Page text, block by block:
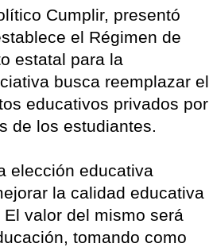
Cumplir, presentó
el Régimen de
estatal para la
busca reemplazar el
educativos privados por
de los estudiantes.
elección educativa
la calidad educativa
valor del mismo será
tomando como